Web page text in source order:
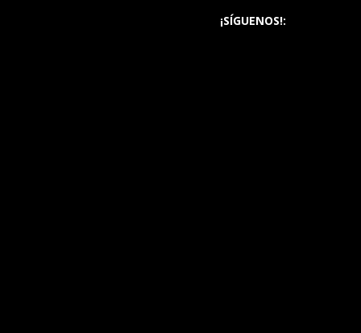
¡SÍGUENOS!: